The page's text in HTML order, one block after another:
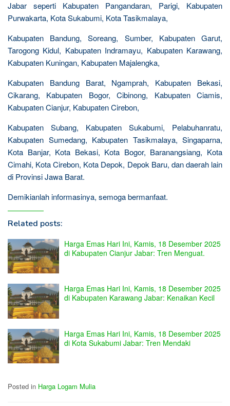
Jabar seperti Kabupaten Pangandaran, Parigi, Kabupaten
Purwakarta, Kota Sukabumi, Kota Tasikmalaya,
Kabupaten Bandung, Soreang, Sumber, Kabupaten Garut,
Tarogong Kidul, Kabupaten Indramayu, Kabupaten Karawang,
Kabupaten Kuningan, Kabupaten Majalengka,
Kabupaten Bandung Barat, Ngamprah, Kabupaten Bekasi,
Cikarang, Kabupaten Bogor, Cibinong, Kabupaten Ciamis,
Kabupaten Cianjur, Kabupaten Cirebon,
Kabupaten Subang, Kabupaten Sukabumi, Pelabuhanratu,
Kabupaten Sumedang, Kabupaten Tasikmalaya, Singaparna,
Kota Banjar, Kota Bekasi, Kota Bogor, Baranangsiang, Kota
Cimahi, Kota Cirebon, Kota Depok, Depok Baru, dan daerah lain
di Provinsi Jawa Barat.
Demikianlah informasinya, semoga bermanfaat.
Related posts:
Harga Emas Hari Ini, Kamis, 18 Desember 2025
di Kabupaten Cianjur Jabar: Tren Menguat.
Harga Emas Hari Ini, Kamis, 18 Desember 2025
di Kabupaten Karawang Jabar: Kenaikan Kecil
Harga Emas Hari Ini, Kamis, 18 Desember 2025
di Kota Sukabumi Jabar: Tren Mendaki
Posted in Harga Logam Mulia